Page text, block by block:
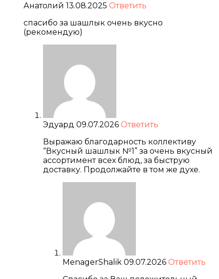
Анатолий 13.08.2025 Ответить
спасибо за шашлык очень вкусно
(рекомендую)
Эдуард 09.07.2026 Ответить
Выражаю благодарность коллективу
“Вкусный шашлык №1” за очень вкусный
ассортимент всех блюд, за быструю
доставку. Продолжайте в том же духе.
MenagerShalik 09.07.2026 Ответить